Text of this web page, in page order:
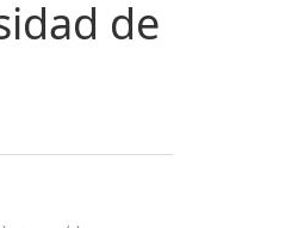
de